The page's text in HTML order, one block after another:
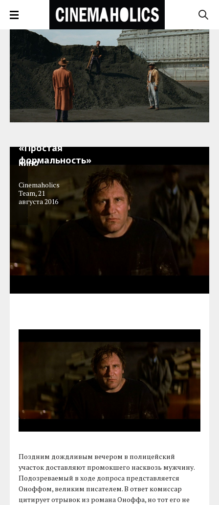
«Простая
формальность»
Cinemaholics
Team,21
августа 2016
КИНО
Поздним дождливым вечером в полицейский
участок доставляют промокшего насквозь мужчину.
Подозреваемый в ходе допроса представляется
Оноффом, великим писателем. В ответ комиссар
цитирует отрывок из романа Оноффа, но тот его не